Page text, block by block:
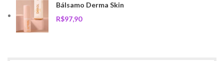
Bálsamo Derma Skin
R$